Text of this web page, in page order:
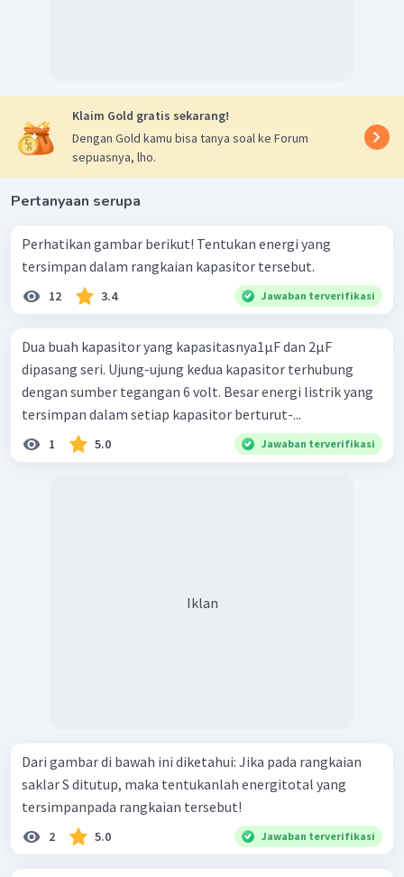
607,5⋅10 J
Klaim Gold gratis sekarang!
Dengan Gold kamu bisa tanya soal ke Forum
sepuasnya, lho.
Pertanyaan serupa
Perhatikan gambar berikut! Tentukan energi yang
tersimpan dalam rangkaian kapasitor tersebut.
12 3.4 Jawaban terverifikasi
Dua buah kapasitor yang kapasitasnya1µF dan 2µF
dipasang seri. Ujung-ujung kedua kapasitor terhubung
dengan sumber tegangan 6 volt. Besar energi listrik yang
tersimpan dalam setiap kapasitor berturut-...
1 5.0 Jawaban terverifikasi
Iklan
Dari gambar di bawah ini diketahui: Jika pada rangkaian
saklar S ditutup, maka tentukanlah energitotal yang
tersimpanpada rangkaian tersebut!
2 5.0 Jawaban terverifikasi